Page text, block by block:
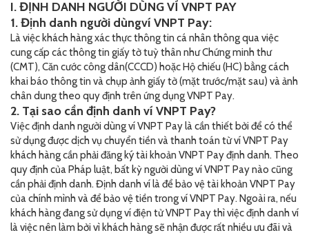
I. ĐỊNH DANH NGƯỜI DÙNG VÍ VNPT PAY
1. Định danh người dùngví VNPT Pay:
Là việc khách hàng xác thực thông tin cá nhân thông qua việc
cung cấp các thông tin giấy tờ tuỳ thân như Chứng minh thư
(CMT), Căn cước công dân(CCCD) hoặc Hộ chiếu (HC) bằng cách
khai báo thông tin và chụp ảnh giấy tờ (mặt trước/mặt sau) và ảnh
chân dung theo quy định trên ứng dụng VNPT Pay.
2. Tại sao cần định danh ví VNPT Pay?
Việc định danh người dùng ví VNPT Pay là cần thiết bởi để có thể
sử dụng được dịch vụ chuyển tiền và thanh toán từ ví VNPT Pay
khách hàng cần phải đăng ký tài khoản VNPT Pay định danh. Theo
quy định của Pháp luật, bất kỳ người dùng ví VNPT Pay nào cũng
cần phải định danh. Định danh ví là để bảo vệ tài khoản VNPT Pay
của chính mình và để bảo vệ tiền trong ví VNPT Pay. Ngoài ra, nếu
khách hàng đang sử dụng ví điện tử VNPT Pay thì việc định danh ví
là việc nên làm bởi vì khách hàng sẽ nhận được rất nhiều ưu đãi và